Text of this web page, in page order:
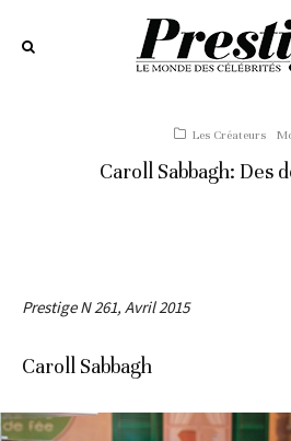
Les Créateurs
Caroll Sabbagh: Des
Prestige N 261, Avril 2015
Caroll Sabbagh